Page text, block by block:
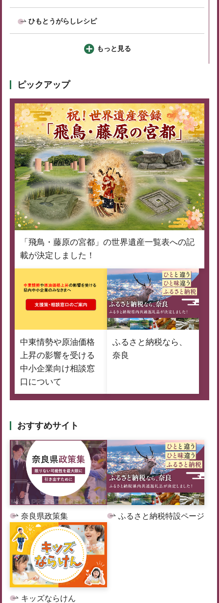
ひもとうがらしレシピ
もっと見る
ピックアップ
「飛鳥・藤原の宮都」の世界遺産一覧表への記
載が決定しました！
中東情勢や原油価格
上昇の影響を受ける
中小企業向け相談窓
口について
ふるさと納税なら、
奈良
おすすめサイト
奈良県政策集 ふるさと納税特設ページ
キッズならけん